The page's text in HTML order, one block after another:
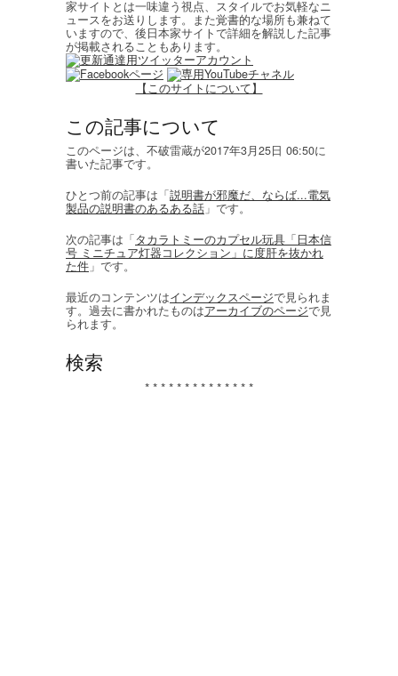
家サイトとは一味違う視点、スタイルでお気軽なニ
ュースをお送りします。また覚書的な場所も兼ねて
いますので、後日本家サイトで詳細を解説した記事
が掲載されることもあります。
【このサイトについて】
この記事について
このページは、不破雷蔵が2017年3月25日 06:50に
書いた記事です。
ひとつ前の記事は「説明書が邪魔だ、ならば...電気
製品の説明書のあるある話 」です。
次の記事は「タカラトミーのカプセル玩具「日本信
号 ミニチュア灯器コレクション」に度肝を抜かれ
た件 」です。
最近のコンテンツはインデックスページで見られま
す。過去に書かれたものはアーカイブのページで見
られます。
検索
* * * * * * * * * * * * * *